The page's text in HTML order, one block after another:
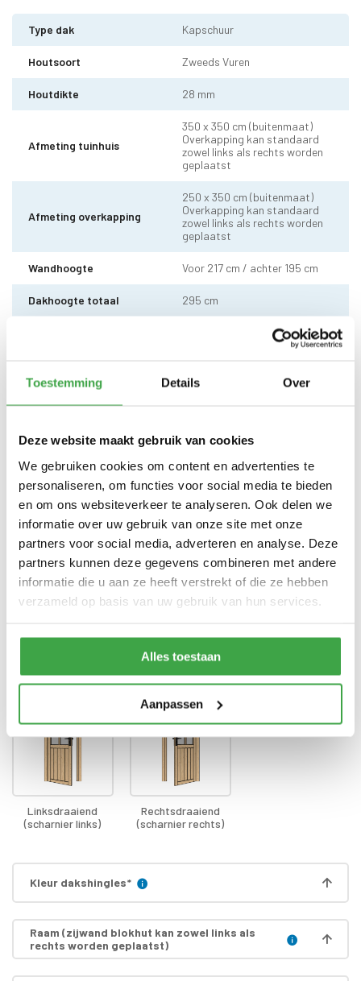
Toestemming Details Over
Deze website maakt gebruik van cookies
We gebruiken cookies om content en advertenties te
personaliseren, om functies voor social media te bieden
en om ons websiteverkeer te analyseren. Ook delen we
informatie over uw gebruik van onze site met onze
partners voor social media, adverteren en analyse. Deze
partners kunnen deze gegevens combineren met andere
informatie die u aan ze heeft verstrekt of die ze hebben
verzameld op basis van uw gebruik van hun services.
Alles toestaan
Aanpassen
Type dak Kapschuur
Houtsoort Zweeds Vuren
Houtdikte 28 mm
Afmeting tuinhuis
350 x 350 cm (buitenmaat)
Overkapping kan standaard
zowel links als rechts worden
geplaatst
Afmeting overkapping
250 x 350 cm (buitenmaat)
Overkapping kan standaard
zowel links als rechts worden
geplaatst
Wandhoogte Voor 217 cm / achter 195 cm
Dakhoogte totaal 295 cm
10 x 10 cm - 1 stuks incl.
Dakhout 18 mm dakhout
zwart en groen)
Deur
Enkele deur zonder drempel -
voorzien van echt glas
Doorloophoogte deur 188 cm
Bevestigingsmaterialen
Alle bevestigingsmaterialen
zijn inbegrepen
Transport
Gratis thuisbezorgd - In
Nederland
Linksdraaiend
(scharnier links)
Rechtsdraaiend
(scharnier rechts)
Kleur dakshingles*
Raam (zijwand blokhut kan zowel links als
rechts worden geplaatst)